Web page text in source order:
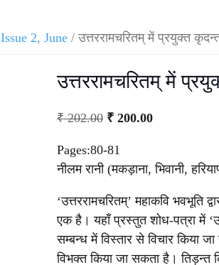
Issue 2, June / उत्तररामचरितम् में प्रयुक्त
उत्तररामचरितम् में
₹202.00 ₹200.00
Pages:80-81
नीलम रानी (मकड़ाना, भिवानी,
‘उत्तररामचरितम्’ महाकवि भवभूति
एक है। यहाँ प्रस्तुत शोध-पत्रा में
सम्बन्ध में विस्तार से विचार किया
विभक्त किया जा सकता है। तिड़न्त